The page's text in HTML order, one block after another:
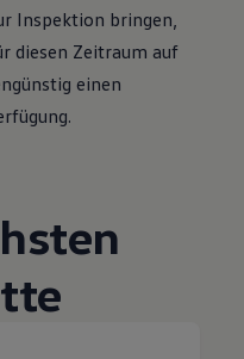
Inspektion bringen,
diesen Zeitraum auf
einen